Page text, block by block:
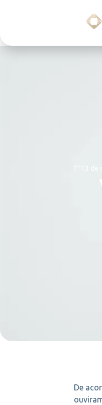
De